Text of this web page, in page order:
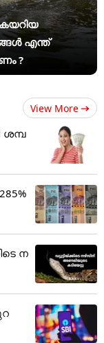
എന്ത്
?
View More
ശമ്പ
ന